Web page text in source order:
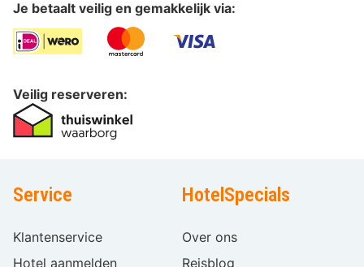
Je betaalt veilig en gemakkelijk via:
Veilig reserveren:
Service
Klantenservice
Hotel aanmelden
HotelSpecials
Over ons
Reisblog